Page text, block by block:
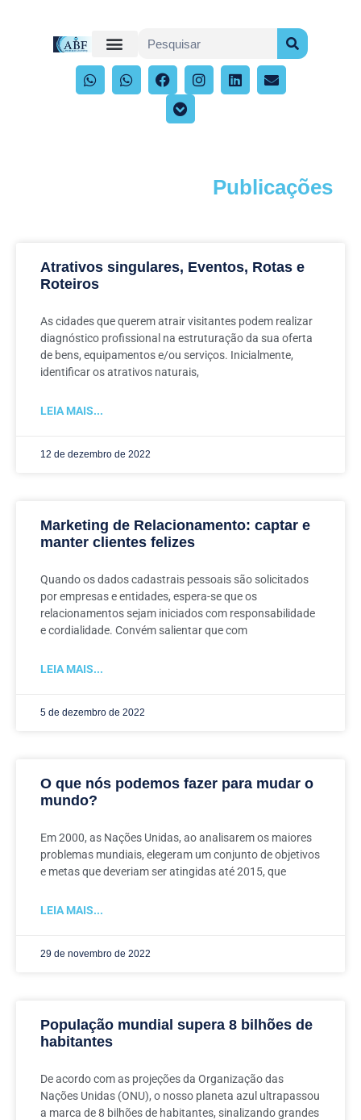
Publicações
Atrativos singulares, Eventos, Rotas e
Roteiros
As cidades que querem atrair visitantes podem realizar
diagnóstico profissional na estruturação da sua oferta
de bens, equipamentos e/ou serviços. Inicialmente,
identificar os atrativos naturais,
LEIA MAIS...
12 de dezembro de 2022
Marketing de Relacionamento: captar e
manter clientes felizes
Quando os dados cadastrais pessoais são solicitados
por empresas e entidades, espera-se que os
relacionamentos sejam iniciados com responsabilidade
e cordialidade. Convém salientar que com
LEIA MAIS...
5 de dezembro de 2022
O que nós podemos fazer para mudar o
mundo?
Em 2000, as Nações Unidas, ao analisarem os maiores
problemas mundiais, elegeram um conjunto de objetivos
e metas que deveriam ser atingidas até 2015, que
LEIA MAIS...
29 de novembro de 2022
População mundial supera 8 bilhões de
habitantes
De acordo com as projeções da Organização das
Nações Unidas (ONU), o nosso planeta azul ultrapassou
a marca de 8 bilhões de habitantes, sinalizando grandes